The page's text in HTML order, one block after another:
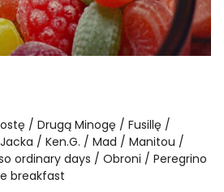
Drugą Minogę
Fusillę
Jacka Ken.G. Mad
Manitou
ordinary days Obroni
Peregrino
breakfast